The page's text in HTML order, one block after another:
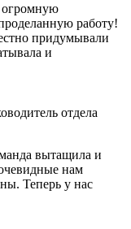
огромную
работу!
придумывали
и
отдела
вытащила и
нам
Теперь у нас